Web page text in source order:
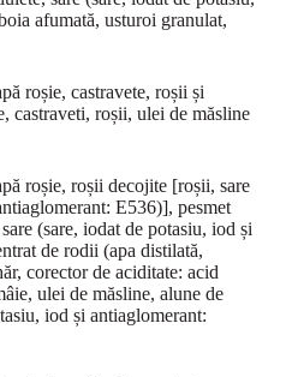
afumată, usturoi granulat,
roșie, castravete, roșii și
castraveti, roșii, ulei de măsline
roșie, roșii decojite [roșii, sare
E536)], pesmet
(sare, iodat de potasiu, iod și
de rodii (apa distilată,
corector de aciditate: acid
ulei de măsline, alune de
iod și antiaglomerant: